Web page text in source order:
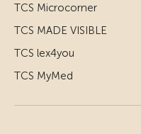
TCS Microcorner
TCS MADE VISIBLE
TCS lex4you
TCS MyMed